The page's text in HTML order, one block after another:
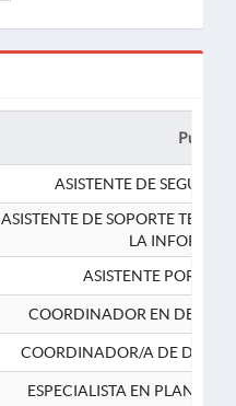
Puesto
ASISTENTE DE
ASISTENTE DE SOPORTE
LA
ASISTENTE
COORDINADOR EN
COORDINADOR/A DE
ESPECIALISTA EN